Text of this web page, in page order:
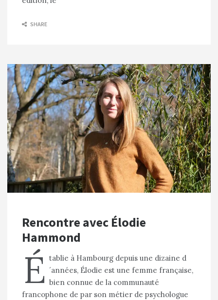
SHARE
Rencontre avec Élodie
Hammond
É tablie à Hambourg depuis une dizaine d
´années, Élodie est une femme française,
bien connue de la communauté
francophone de par son métier de psychologue